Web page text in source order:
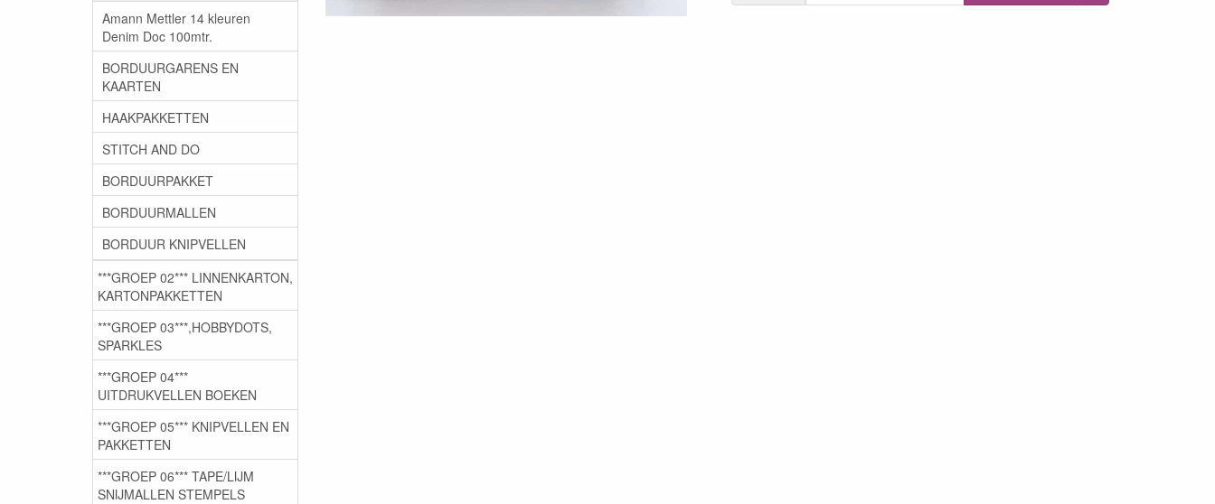
Amann Mettler 14 kleuren
Denim Doc 100mtr.
BORDUURGARENS EN
KAARTEN
HAAKPAKKETTEN
STITCH AND DO
BORDUURPAKKET
BORDUURMALLEN
BORDUUR KNIPVELLEN
***GROEP 02*** LINNENKARTON,
KARTONPAKKETTEN
***GROEP 03***,HOBBYDOTS,
SPARKLES
***GROEP 04***
UITDRUKVELLEN BOEKEN
***GROEP 05*** KNIPVELLEN EN
PAKKETTEN
***GROEP 06*** TAPE/LIJM
SNIJMALLEN STEMPELS